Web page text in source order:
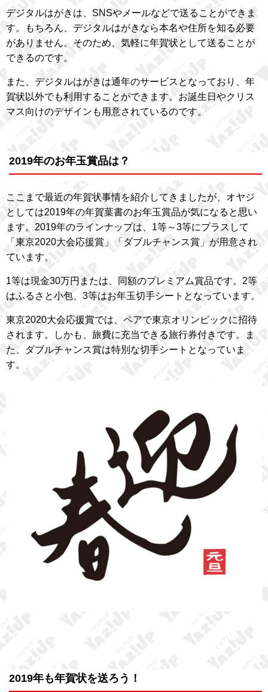
デジタルはがきは、SNSやメールなどで送ることができま
す。もちろん、デジタルはがきなら本名や住所を知る必要
がありません。そのため、気軽に年賀状として送ることが
できるのです。
また、デジタルはがきは通年のサービスとなっており、年
賀状以外でも利用することができます。お誕生日やクリス
マス向けのデザインも用意されているのです。
2019年のお年玉賞品は？
ここまで最近の年賀状事情を紹介してきましたが、オヤジ
としては2019年の年賀葉書のお年玉賞品が気になると思い
ます。2019年のラインナップは、1等～3等にプラスして
「東京2020大会応援賞」「ダブルチャンス賞」が用意され
ています。
1等は現金30万円または、同額のプレミアム賞品です。2等
はふるさと小包、3等はお年玉切手シートとなっています。
東京2020大会応援賞では、ペアで東京オリンピックに招待
されます。しかも、旅費に充当できる旅行券付きです。ま
た、ダブルチャンス賞は特別な切手シートとなっていま
す。
2019年も年賀状を送ろう！